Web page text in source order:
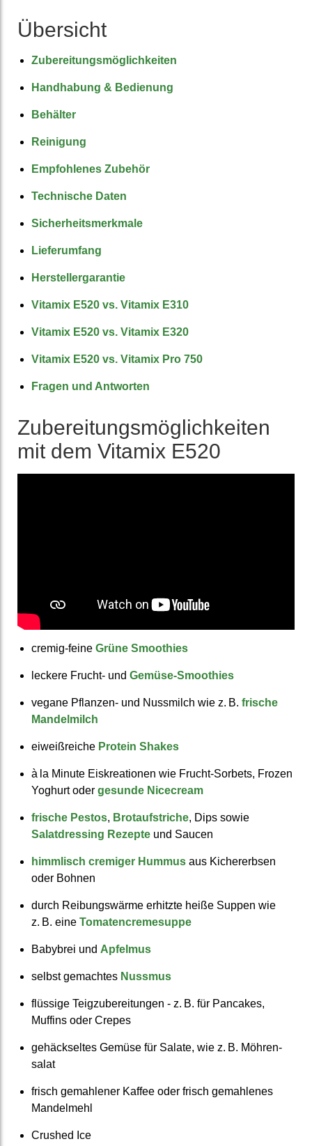
Übersicht
Zuberei­tungs­möglich­keiten
Handhabung & Bedienung
Behälter
Reinigung
Empfohlenes Zubehör
Technische Daten
Sicher­heits­merkmale
Liefer­umfang
Hersteller­garantie
Vitamix E520 vs. Vitamix E310
Vitamix E520 vs. Vitamix E320
Vitamix E520 vs. Vitamix Pro 750
Fragen und Antworten
Zuberei­tungs­möglich­keiten
mit dem Vitamix E520
cremig-feine Grüne Smoothies
leckere Frucht- und Gemüse-Smoothies
vegane Pflanzen- und Nussmilch wie z. B. frische
Mandel­milch
eiweißreiche Protein Shakes
à la Minute Eis­kreationen wie Frucht-Sorbets, Frozen
Yoghurt oder gesunde Nicecream
frische Pestos, Brotaufstriche, Dips sowie
Salatdressing Rezepte und Saucen
himmlisch cremiger Hummus aus Kicher­erbsen
oder Bohnen
durch Reibungs­wärme er­hitzte heiße Suppen wie
z. B. eine Tomaten­creme­suppe
Babybrei und Apfelmus
selbst gemachtes Nussmus
flüssige Teig­zuberei­tungen - z. B. für Pancakes,
Muffins oder Crepes
gehäcksel­tes Gemüse für Salate, wie z. B. Möhren­
salat
frisch gemahlener Kaffee oder frisch ge­mahlenes
Mandel­mehl
Crushed Ice